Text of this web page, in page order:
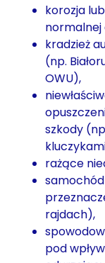
korozja
normalnej
kradzież
(np.
OWU),
szkody
rażące
rajdach),
pod